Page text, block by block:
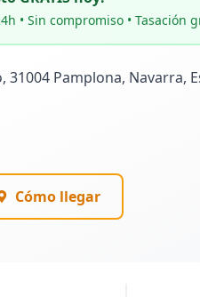
• Sin compromiso • Tasación
31004 Pamplona, Navarra,
Cómo llegar